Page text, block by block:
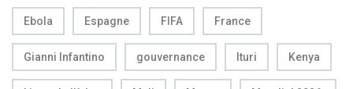
Ebola Espagne FIFA France
Gianni Infantino gouvernance Ituri Kenya